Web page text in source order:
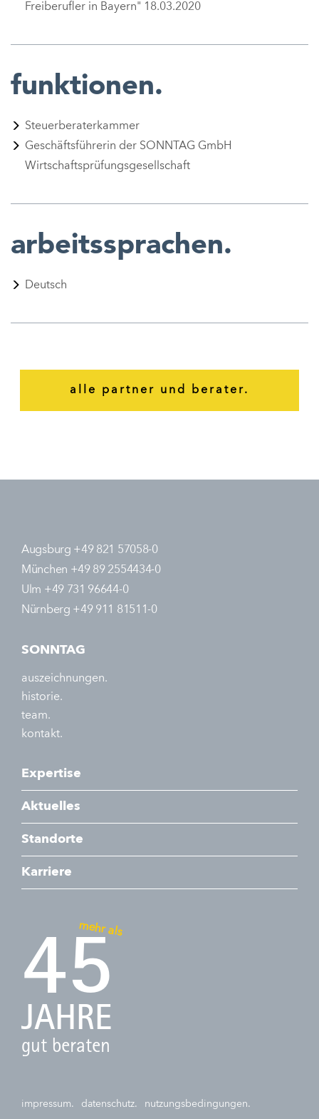
Freiberufler in Bayern" 18.03.2020
funktionen.
Steuerberaterkammer
Geschäftsführerin der SONNTAG GmbH
Wirtschaftsprüfungsgesellschaft
arbeitssprachen.
Deutsch
alle partner und berater.
Augsburg +49 821 57058-0
München +49 89 2554434-0
Ulm +49 731 96644-0
Nürnberg +49 911 81511-0
SONNTAG
auszeichnungen.
historie.
team.
kontakt.
Expertise
Aktuelles
Standorte
Karriere
mehr als
45
JAHRE
gut beraten
impressum. datenschutz. nutzungsbedingungen.